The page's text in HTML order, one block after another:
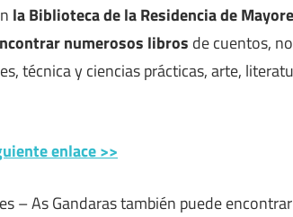
la Biblioteca de la Residencia de
numerosos libros de cuentos,
técnica y ciencias prácticas, arte,
enlace >>
– As Gandaras también puede